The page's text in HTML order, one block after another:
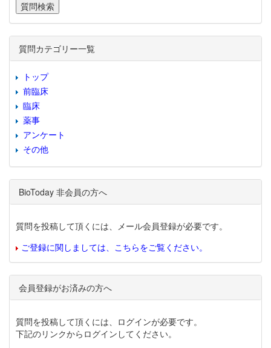
質問カテゴリー一覧
トップ
前臨床
臨床
薬事
アンケート
その他
BioToday 非会員の方へ
質問を投稿して頂くには、メール会員登録が必要です。
ご登録に関しましては、こちらをご覧ください。
会員登録がお済みの方へ
質問を投稿して頂くには、ログインが必要です。
下記のリンクからログインしてください。